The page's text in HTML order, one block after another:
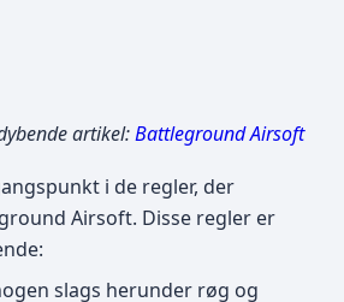
artikel:Battleground Airsoft
i de regler, der
Airsoft. Disse regler er
slags herunder røg og